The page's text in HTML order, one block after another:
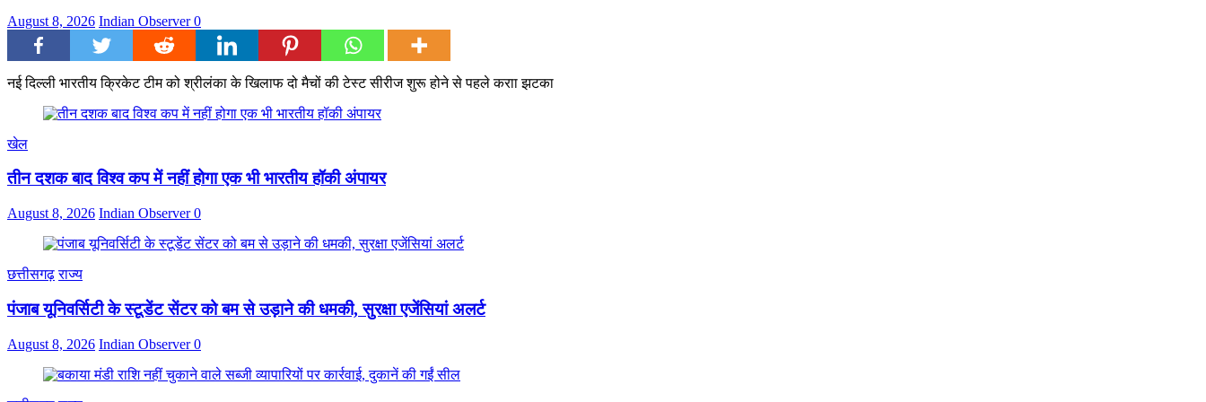
August 8, 2026 Indian Observer0
नई दिल्ली भारतीय क्रिकेट टीम को श्रीलंका के खिलाफ दो मैचों की टेस्ट सीरीज शुरू होने से पहले कराा झटका
खेल
तीन दशक बाद विश्व कप में नहीं होगा एक भी भारतीय हॉकी अंपायर
August 8, 2026 Indian Observer0
छत्तीसगढ़ राज्य
पंजाब यूनिवर्सिटी के स्टूडेंट सेंटर को बम से उड़ाने की धमकी, सुरक्षा एजेंसियां अलर्ट
August 8, 2026 Indian Observer0